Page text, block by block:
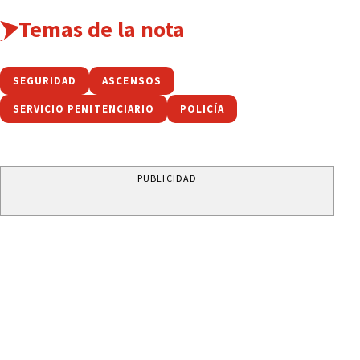
Temas de la nota
SEGURIDAD ASCENSOS
SERVICIO PENITENCIARIO POLICÍA
PUBLICIDAD